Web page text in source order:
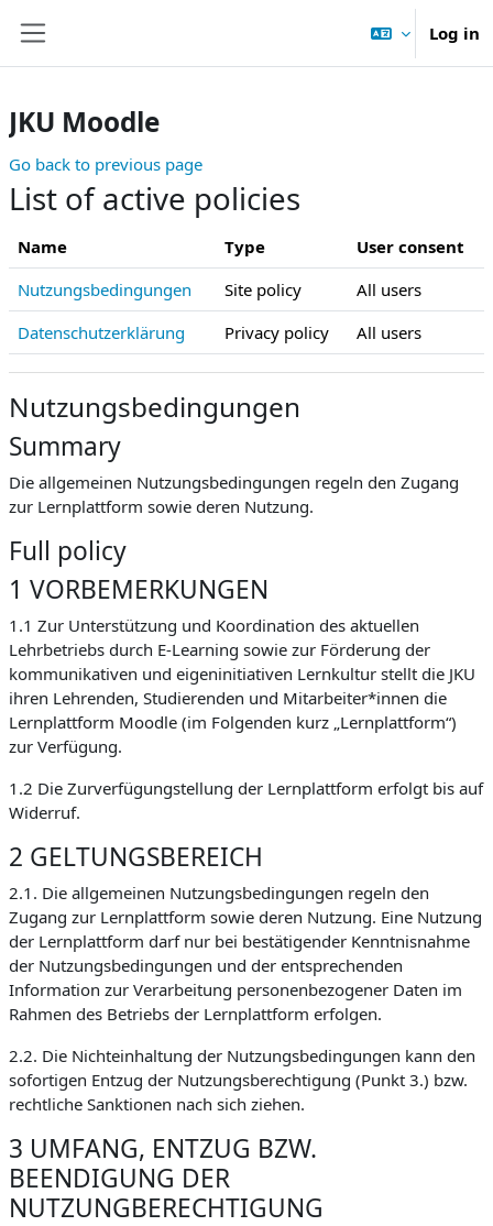
Log in
JKU Moodle
Go back to previous page
List of active policies
Name Type
User consent
Nutzungsbedingungen
Site policy
All users
Datenschutzerklärung
Privacy policy All users
Nutzungsbedingungen
Summary
Die allgemeinen Nutzungsbedingungen regeln den Zugang
zur Lernplattform sowie deren Nutzung.
Full policy
1 VORBEMERKUNGEN
1.1 Zur Unterstützung und Koordination des aktuellen
Lehrbetriebs durch E-Learning sowie zur Förderung der
kommunikativen und eigeninitiativen Lernkultur stellt die JKU
ihren Lehrenden, Studierenden und Mitarbeiter*innen die
Lernplattform Moodle (im Folgenden kurz „Lernplattform“)
zur Verfügung.
1.2 Die Zurverfügungstellung der Lernplattform erfolgt bis auf
Widerruf.
2 GELTUNGSBEREICH
2.1. Die allgemeinen Nutzungsbedingungen regeln den
Zugang zur Lernplattform sowie deren Nutzung. Eine Nutzung
der Lernplattform darf nur bei bestätigender Kenntnisnahme
der Nutzungsbedingungen und der entsprechenden
Information zur Verarbeitung personenbezogener Daten im
Rahmen des Betriebs der Lernplattform erfolgen.
2.2. Die Nichteinhaltung der Nutzungsbedingungen kann den
sofortigen Entzug der Nutzungsberechtigung (Punkt 3.) bzw.
rechtliche Sanktionen nach sich ziehen.
3 UMFANG, ENTZUG BZW.
BEENDIGUNG DER
NUTZUNGBERECHTIGUNG